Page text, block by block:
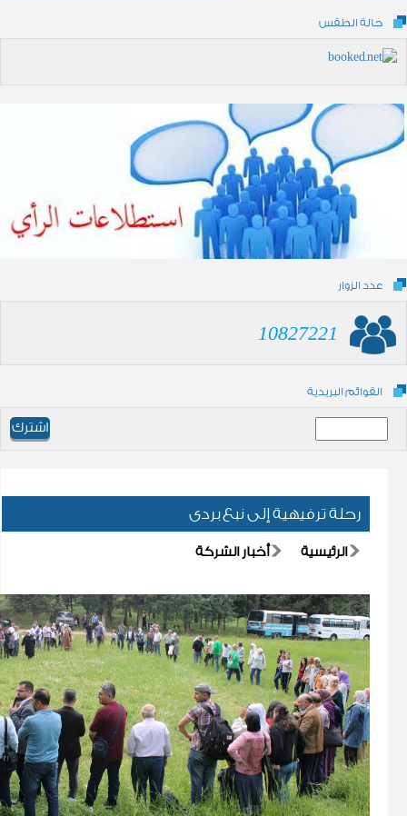
حالة الطقس
عدد الزوار
10827221
القوائم البريدية
رحلة ترفيهية إلى نبع بردى
الرئيسية أخبار الشركة